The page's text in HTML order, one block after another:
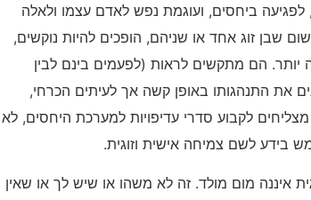
לפגיעה ביחסים, ועוגמת נפש לאדם עצמו ולאלה
שבן זוג אחד או שניהם, הופכים להיות נוקשים,
יותר. הם מתקשים לראות (לפעמים בינם לבין
את התנהגותו באופן קשה אך לעיתים הכרחי,
לקבוע סדרי עדיפויות למערכת היחסים, לא
בידע לשם צמיחה אישית וזוגית.
איננה מום מולד. זה לא משהו או שיש לך או שאין